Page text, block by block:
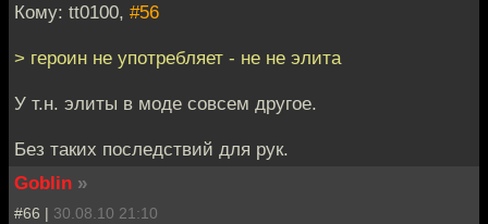
Кому: tt0100, #56
> героин не употребляет - не не элита
У т.н. элиты в моде совсем другое.
Без таких последствий для рук.
Goblin »
#66 | 30.08.10 21:10